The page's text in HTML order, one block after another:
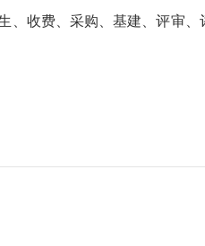
收费、采购、基建、评审